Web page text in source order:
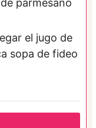
parmesano
el jugo de
sopa de fideo